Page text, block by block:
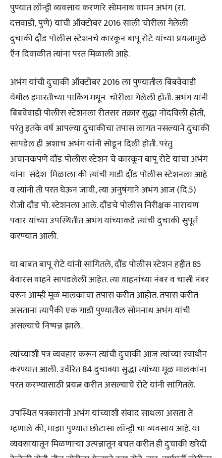
पुण्यात लॉन्ड्री व्यवसाय करणारे सोमनाथ वामन अभंग (रा.
दत्तवाडी, पुणे) यांची ऑक्टोबर 2016 साली चोरीला गेलेली
दुचाकी दौंड पोलीस स्टेशनचे कारकून बापू रोटे यांच्या प्रयत्नामुळे
ऍन दिवाळीत त्यांना परत मिळाली आहे.
अभंग यांची दुचाकी ऑक्टोबर 2016 ला पुण्यातील बिबवेवाडी
येथील इमारतीच्या पार्किंग मधून चोरीला गेलेली होती. अभंग यांनी
बिबवेवाडी पोलीस स्टेशनला रीतसर तक्रार सुद्धा नोंदविली होती,
परंतु इतके वर्ष आपल्या दुचाकीचा तपास लागत नसल्याने दुचाकी
सापडेल ही अशाच अभंग यांनी सोडून दिली होती. परंतु
अचानकपणे दौंड पोलीस स्टेशन चे कारकून बापू रोटे यांचा अभंग
यांना संदेश मिळाला की त्यांची गाडी दौंड पोलीस स्टेशनला आहे
व त्यांनी ती परत घेऊन जावी, त्या अनुषंगाने अभंग आज (दि.5)
रोजी दौंड पो. स्टेशनला आले. दौंडचे पोलीस निरीक्षक नारायण
पवार यांच्या उपस्थितीत अभंग यांच्याकडे त्यांची दुचाकी सुपूर्त
करण्यात आली.
या बाबत बापू रोटे यांनी सांगितले, दौंड पोलीस स्टेशन हद्दीत 85
बेवारस वाहने सापडलेली आहेत. त्या वाहनांच्या नंबर व चासी नंबर
वरून आम्ही मूळ मालकांचा तपास करीत आहोत. तपास करीत
असताना त्यापैकी एक गाडी पुण्यातील सोमनाथ अभंग यांची
असल्याचे निष्पन्न झाले.
त्यांच्याशी पत्र व्यवहार करून त्यांची दुचाकी आज त्यांच्या स्वाधीन
करण्यात आली. उर्वरित 84 दुचाक्या सुद्धा त्यांच्या मूळ मालकांना
परत करण्यासाठी प्रयत्न करीत असल्याचे रोटे यांनी सांगितले.
उपस्थित पत्रकारांनी अभंग यांच्याशी संवाद साधला असता ते
म्हणाले की, माझा पुण्यात छोटासा लॉन्ड्री चा व्यवसाय आहे. या
व्यवसायातून मिळणाऱ्या उत्पन्नातून बचत करीत ही दुचाकी खरेदी